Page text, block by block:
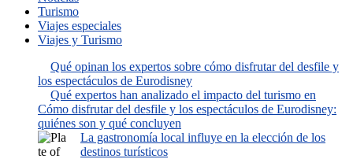
Turismo
Viajes especiales
Viajes y Turismo
Qué opinan los expertos sobre cómo disfrutar del desfile y
los espectáculos de Eurodisney
Qué expertos han analizado el impacto del turismo en
Cómo disfrutar del desfile y los espectáculos de Eurodisney:
quiénes son y qué concluyen
La gastronomía local influye en la elección de los
destinos turísticos